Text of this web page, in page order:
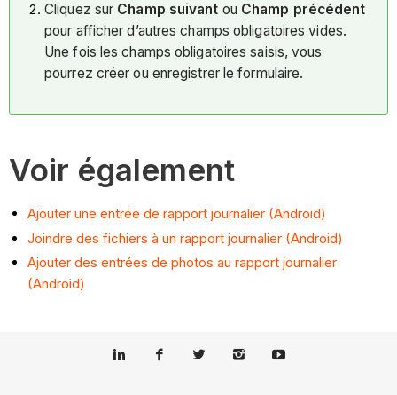
Cliquez sur Champ suivant ou Champ précédent
pour afficher d’autres champs obligatoires vides.
Une fois les champs obligatoires saisis, vous
pourrez créer ou enregistrer le formulaire.
Voir également
Ajouter une entrée de rapport journalier (Android)
Joindre des fichiers à un rapport journalier (Android)
Ajouter des entrées de photos au rapport journalier
(Android)